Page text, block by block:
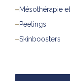
–Mésothérapie
–Peelings
–Skinboosters